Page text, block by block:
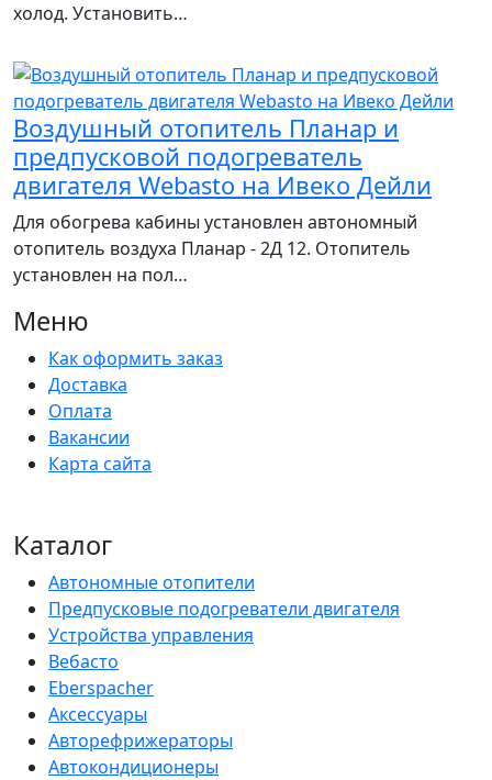
холод. Установить…
Воздушный отопитель Планар и
предпусковой подогреватель
двигателя Webasto на Ивеко Дейли
Для обогрева кабины установлен автономный
отопитель воздуха Планар - 2Д 12. Отопитель
установлен на пол…
Меню
Как оформить заказ
Доставка
Оплата
Вакансии
Карта сайта
Каталог
Автономные отопители
Предпусковые подогреватели двигателя
Устройства управления
Вебасто
Eberspacher
Аксессуары
Авторефрижераторы
Автокондиционеры